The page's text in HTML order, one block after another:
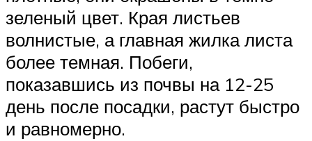
зеленый цвет. Края листьев
волнистые, а главная жилка листа
более темная. Побеги,
показавшись из почвы на 12-25
день после посадки, растут быстро
и равномерно.